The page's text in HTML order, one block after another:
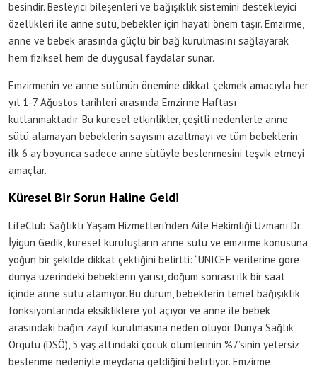
besindir. Besleyici bileşenleri ve bağışıklık sistemini destekleyici
özellikleri ile anne sütü, bebekler için hayati önem taşır. Emzirme,
anne ve bebek arasında güçlü bir bağ kurulmasını sağlayarak
hem fiziksel hem de duygusal faydalar sunar.
Emzirmenin ve anne sütünün önemine dikkat çekmek amacıyla her
yıl 1-7 Ağustos tarihleri arasında Emzirme Haftası
kutlanmaktadır. Bu küresel etkinlikler, çeşitli nedenlerle anne
sütü alamayan bebeklerin sayısını azaltmayı ve tüm bebeklerin
ilk 6 ay boyunca sadece anne sütüyle beslenmesini teşvik etmeyi
amaçlar.
Küresel Bir Sorun Haline Geldi
LifeClub Sağlıklı Yaşam Hizmetleri’nden Aile Hekimliği Uzmanı Dr.
İyigün Gedik, küresel kuruluşların anne sütü ve emzirme konusuna
yoğun bir şekilde dikkat çektiğini belirtti: “UNICEF verilerine göre
dünya üzerindeki bebeklerin yarısı, doğum sonrası ilk bir saat
içinde anne sütü alamıyor. Bu durum, bebeklerin temel bağışıklık
fonksiyonlarında eksikliklere yol açıyor ve anne ile bebek
arasındaki bağın zayıf kurulmasına neden oluyor. Dünya Sağlık
Örgütü (DSÖ), 5 yaş altındaki çocuk ölümlerinin %7’sinin yetersiz
beslenme nedeniyle meydana geldiğini belirtiyor. Emzirme